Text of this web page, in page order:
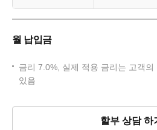
월 납입금
금리 7.0%, 실제 적용 금리는 고객
있음
할부 상담 하